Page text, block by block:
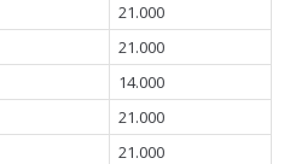
21.000
21.000
14.000
21.000
21.000